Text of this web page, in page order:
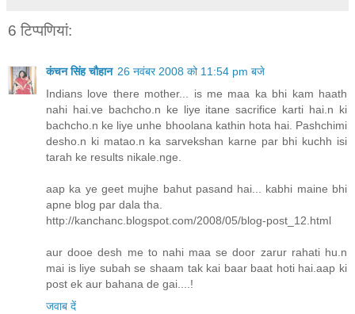
6 टिप्‍पणियां:
कंचन सिंह चौहान 26 नवंबर 2008 को 11:54 pm बजे
Indians love there mother... is me maa ka bhi kam haath
nahi hai.ve bachcho.n ke liye itane sacrifice karti hai.n ki
bachcho.n ke liye unhe bhoolana kathin hota hai. Pashchimi
desho.n ki matao.n ka sarvekshan karne par bhi kuchh isi
tarah ke results nikale.nge.
aap ka ye geet mujhe bahut pasand hai... kabhi maine bhi
apne blog par dala tha.
http://kanchanc.blogspot.com/2008/05/blog-post_12.html
aur dooe desh me to nahi maa se door zarur rahati hu.n
mai is liye subah se shaam tak kai baar baat hoti hai.aap ki
post ek aur bahana de gai....!
जवाब दें